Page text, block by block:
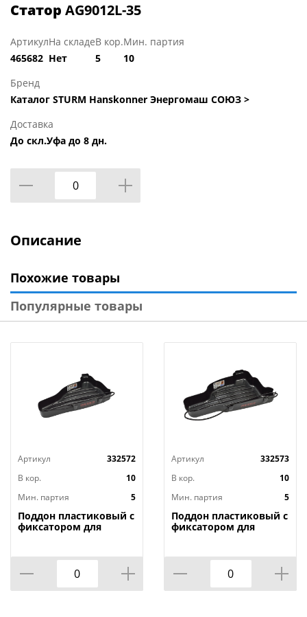
Статор AG9012L-35
Артикул
465682
На складе
Нет
В кор.
5
Мин. партия
10
Бренд
Каталог STURM Hanskonner Энергомаш СОЮЗ >
Доставка
До скл.Уфа до 8 дн.
Описание
Похожие товары
Популярные товары
Артикул
332572
В кор.
10
Мин. партия
5
Поддон пластиковый с
фиксатором для
Артикул
332573
В кор.
10
Мин. партия
5
Поддон пластиковый с
фиксатором для